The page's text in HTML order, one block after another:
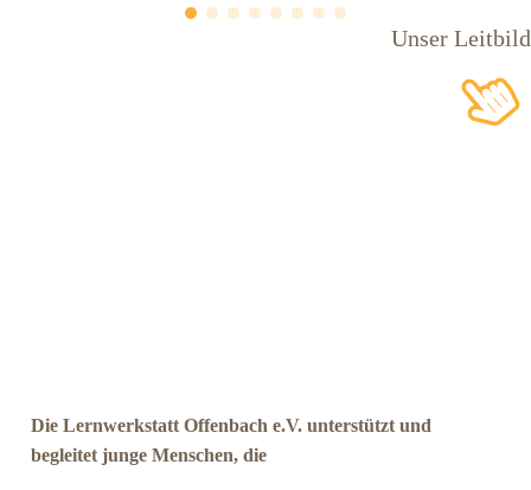
Unser Leit­bild
Die Lernwerkstatt Offenbach e.V. unterstützt und
begleitet junge Menschen, die